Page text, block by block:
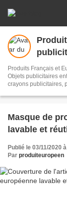
Produits Français et
Objets publicitaires
crayons publicitaires,
microfibres, gourdes
bâtons de marche,
casse-têtes en bois,
recyclé. Produits
Masque de
lavable et
Publié le 03/11/2020
Par produiteuropeen